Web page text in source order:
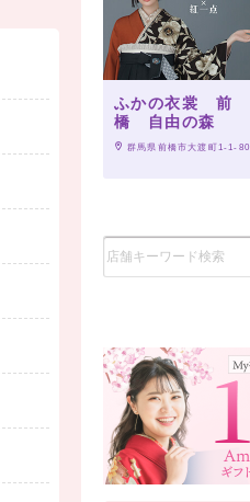
ふかの衣裳 前
橋 自由の森
群馬県前橋市大渡町1-1-80